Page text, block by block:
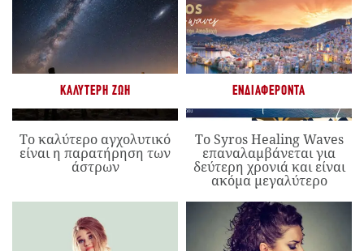
ΚΑΛΎΤΕΡΗ ΖΩΉ
Το καλύτερο αγχολυτικό
είναι η παρατήρηση των
άστρων
ΕΝΔΙΑΦΈΡΟΝΤΑ
Το Syros Healing Waves
επαναλαμβάνεται για
δεύτερη χρονιά και είναι
ακόμα μεγαλύτερο